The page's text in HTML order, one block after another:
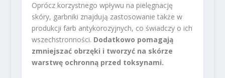
Oprócz korzystnego wpływu na pielęgnację
skóry, garbniki znajdują zastosowanie także w
produkcji farb antykorozyjnych, co świadczy o ich
wszechstronności. Dodatkowo pomagają
zmniejszać obrzęki i tworzyć na skórze
warstwę ochronną przed toksynami.